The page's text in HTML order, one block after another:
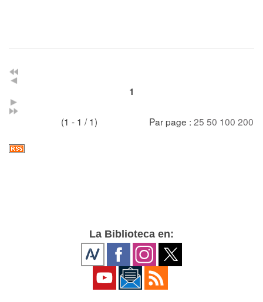
1
(1 - 1 / 1) Par page : 25 50 100 200
La Biblioteca en: